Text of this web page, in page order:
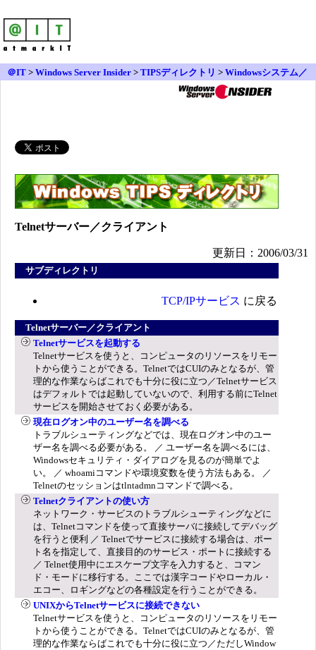
＠IT > Windows Server Insider > TIPSディレクトリ > Windowsシステム／
ネットワーク・サービス>TCP/IPサービス
Telnetサーバー／クライアント
更新日：2006/03/31
サブディレクトリ
TCP/IPサービス に戻る
Telnetサーバー／クライアント
Telnetサービスを起動する
Telnetサービスを使うと、コンピュータのリソースをリモー
トから使うことができる。TelnetではCUIのみとなるが、管
理的な作業ならばこれでも十分に役に立つ／Telnetサービス
はデフォルトでは起動していないので、利用する前にTelnet
サービスを開始させておく必要がある。
現在ログオン中のユーザー名を調べる
トラブルシューティングなどでは、現在ログオン中のユー
ザー名を調べる必要がある。 ／ ユーザー名を調べるには、
Windowsセキュリティ・ダイアログを見るのが簡単でよ
い。 ／ whoamiコマンドや環境変数を使う方法もある。 ／
Telnetのセッションはtlntadmnコマンドで調べる。
Telnetクライアントの使い方
ネットワーク・サービスのトラブルシューティングなどに
は、Telnetコマンドを使って直接サーバに接続してデバッグ
を行うと便利 ／ Telnetでサービスに接続する場合は、ポー
ト名を指定して、直接目的のサービス・ポートに接続する
／ Telnet使用中にエスケープ文字を入力すると、コマン
ド・モードに移行する。ここでは漢字コードやローカル・
エコー、ロギングなどの各種設定を行うことができる。
UNIXからTelnetサービスに接続できない
Telnetサービスを使うと、コンピュータのリソースをリモー
トから使うことができる。TelnetではCUIのみとなるが、管
理的な作業ならばこれでも十分に役に立つ／ただしWindow